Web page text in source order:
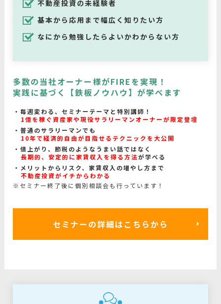
不動産投資の未経験者
基本から応用まで幅広く知りたい方
なにから勉強したらよいかわからない方
多数の当社オーナー様がFIREを実現！
実践に基づく【鉄板ノウハウ】が学べます
毎週変わる、セミナーテーマと特別講師！
1億を稼ぐ資産家や現役サラリーマンオーナーが限定登壇
普通のサラリーマンでも
10年で経済的自由が目指せるテクニックを大公開
値上がり、節税のようなうまい話ではなく
長期的、安定的に家賃収入を得る方法が学べる
メリットからリスク、家賃収入の増やし方まで
不動産投資がイチからわかる
※セミナー終了後に個別相談会も行っています！
セミナーの詳細はこちらから